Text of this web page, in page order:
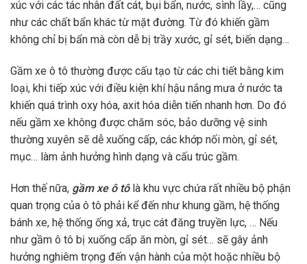
xúc với các tác nhân đất cát, bụi bẩn, nước, sình lầy,… cũng
như các chất bẩn khác từ mặt đường. Từ đó khiến gầm
không chỉ bị bẩn mà còn dễ bị trầy xước, gỉ sét, biến dạng…
Gầm xe ô tô thường được cấu tạo từ các chi tiết bằng kim
loại, khi tiếp xúc với điều kiện khí hậu nắng mưa ở nước ta
khiến quá trình oxy hóa, axit hóa diễn tiến nhanh hơn. Do đó
nếu gầm xe không được chăm sóc, bảo dưỡng vệ sinh
thường xuyên sẽ dễ xuống cấp, các khớp nối mòn, gỉ sét,
mục… làm ảnh hưởng hình dạng và cấu trúc gầm.
Hơn thế nữa, gầm xe ô tôlà khu vực chứa rất nhiều bộ phận
quan trọng của ô tô phải kể đến như khung gầm, hệ thống
bánh xe, hệ thống ống xả, trục cát đăng truyền lực, … Nếu
như gầm ô tô bị xuống cấp ăn mòn, gỉ sét… sẽ gây ảnh
hưởng nghiêm trọng đến vận hành của một hoặc nhiều bộ